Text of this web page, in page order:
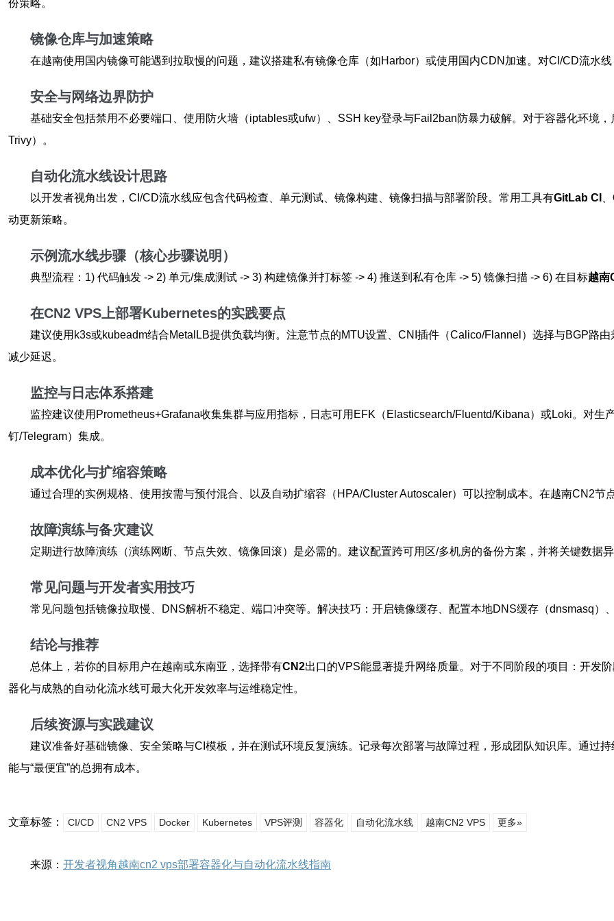
份策略。
镜像仓库与加速策略
在越南使用国内镜像可能遇到拉取慢的问题，建议搭建私有镜像仓库（如Harbor）或使用国内CDN加速。对CI/CD流水
安全与网络边界防护
基础安全包括禁用不必要端口、使用防火墙（iptables或ufw）、SSH key登录与Fail2ban防暴力破解。对于容器化环境
Trivy）。
自动化流水线设计思路
以开发者视角出发，CI/CD流水线应包含代码检查、单元测试、镜像构建、镜像扫描与部署阶段。常用工具有GitLab CI
动更新策略。
示例流水线步骤（核心步骤说明）
典型流程：1) 代码触发 -> 2) 单元/集成测试 -> 3) 构建镜像并打标签 -> 4) 推送到私有仓库 -> 5) 镜像扫描 -> 6) 在目标越南
在CN2 VPS上部署Kubernetes的实践要点
建议使用k3s或kubeadm结合MetalLB提供负载均衡。注意节点的MTU设置、CNI插件（Calico/Flannel）选择与BGP路
减少延迟。
监控与日志体系搭建
监控建议使用Prometheus+Grafana收集集群与应用指标，日志可用EFK（Elasticsearch/Fluentd/Kibana）或Loki。对生
钉/Telegram）集成。
成本优化与扩缩容策略
通过合理的实例规格、使用按需与预付混合、以及自动扩缩容（HPA/Cluster Autoscaler）可以控制成本。在越南CN2
故障演练与备灾建议
定期进行故障演练（演练网断、节点失效、镜像回滚）是必需的。建议配置跨可用区/多机房的备份方案，并将关键数据
常见问题与开发者实用技巧
常见问题包括镜像拉取慢、DNS解析不稳定、端口冲突等。解决技巧：开启镜像缓存、配置本地DNS缓存（dnsmasq）
结论与推荐
总体上，若你的目标用户在越南或东南亚，选择带有CN2出口的VPS能显著提升网络质量。对于不同阶段的项目：开发
器化与成熟的自动化流水线可最大化开发效率与运维稳定性。
后续资源与实践建议
建议准备好基础镜像、安全策略与CI模板，并在测试环境反复演练。记录每次部署与故障过程，形成团队知识库。通过
能与“最便宜”的总拥有成本。
文章标签： CI/CD CN2 VPS Docker Kubernetes VPS评测 容器化 自动化流水线 越南CN2 VPS 更多»
来源： 开发者视角越南cn2 vps部署容器化与自动化流水线指南